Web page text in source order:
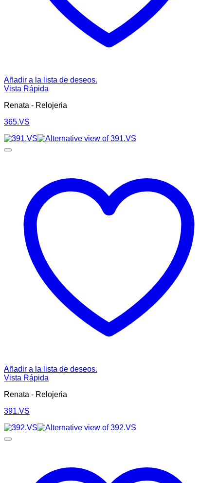
Añadir a la lista de deseos.
Vista Rápida
Renata - Relojeria
365.VS
Añadir a la lista de deseos.
Vista Rápida
Renata - Relojeria
391.VS